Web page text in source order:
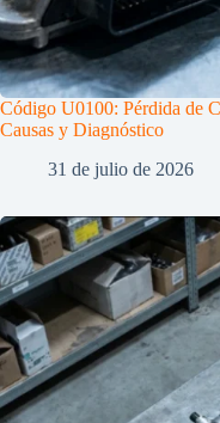
Código U0100: Pérdida de
Causas y Diagnóstico
31 de julio de 2026